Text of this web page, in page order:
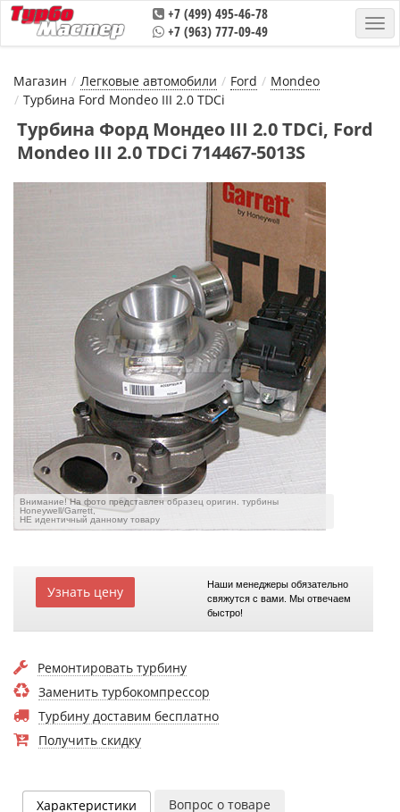
+7 (499) 495-46-78
+7 (963) 777-09-49
Магазин Легковые автомобили Ford
Mondeo
Турбина Ford Mondeo III 2.0 TDCi
Турбина Форд Мондео III 2.0 TDCi, Ford
Mondeo III 2.0 TDCi 714467-5013S
Внимание! На фото представлен образец оригин. турбины
Honeywell/Garrett,
НЕ идентичный данному товару
Узнать цену
Наши менеджеры обязательно
свяжутся с вами. Мы отвечаем
быстро!
Ремонтировать турбину
Заменить турбокомпрессор
Турбину доставим бесплатно
Получить скидку
Характеристики Вопрос о товаре